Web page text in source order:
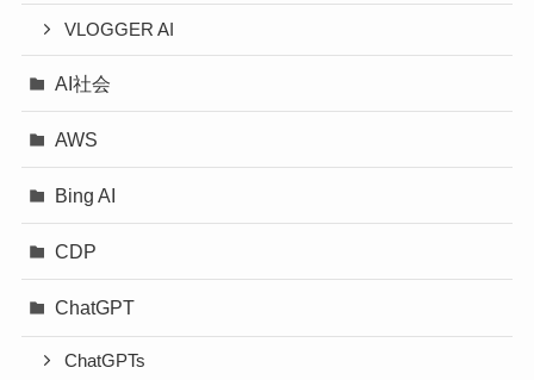
VLOGGER AI
AI社会
AWS
Bing AI
CDP
ChatGPT
ChatGPTs